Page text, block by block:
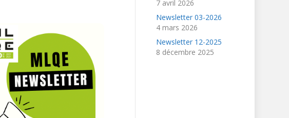
7 avril 2026
Newsletter 03-2026
4 mars 2026
Newsletter 12-2025
8 décembre 2025